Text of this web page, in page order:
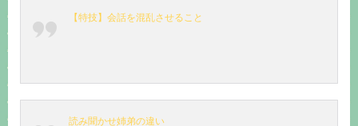
【特技】会話を混乱させること
読み聞かせ姉弟の違い